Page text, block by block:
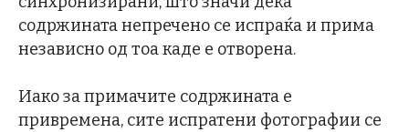
содржината непречено се испраќа и прима
независно од тоа каде е отворена.
Иако за примачите содржината е
привремена, сите испратени фотографии се